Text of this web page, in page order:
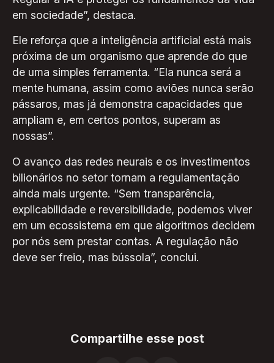
em sociedade”, destaca.
Ele reforça que a inteligência artificial está mais
próxima de um organismo que aprende do que
de uma simples ferramenta. “Ela nunca será a
mente humana, assim como aviões nunca serão
pássaros, mas já demonstra capacidades que
ampliam e, em certos pontos, superam as
nossas”.
O avanço das redes neurais e os investimentos
bilionários no setor tornam a regulamentação
ainda mais urgente. “Sem transparência,
explicabilidade e reversibilidade, podemos viver
em um ecossistema em que algoritmos decidem
por nós sem prestar contas. A regulação não
deve ser freio, mas bússola”, conclui.
Compartilhe esse post